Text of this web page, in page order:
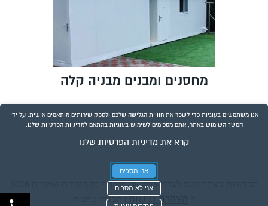
מחסנים ומבנים מבניה קלה
הצהרת נגישות|הסדרי נגישות
אנו משתמשים בעוגיות כדי לשפר את חוויית הגלישה שלכם ולספק שירותים מותאמים אישית. על ידי
המשך השימוש באתר, אתם מסכימים לשימוש בעוגיות בהתאם למדיניות הפרטיות שלנו.
קרא את מדיניות הפרטיות שלנו
אני מסכים
אני לא מסכים